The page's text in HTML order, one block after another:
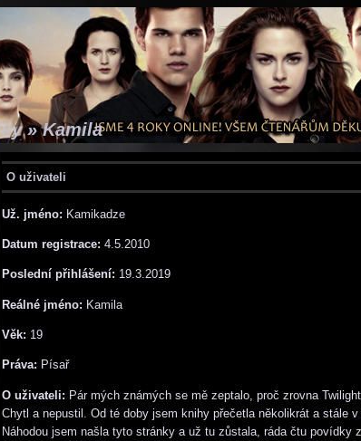
» Kamila
O uživateli
Už. jméno: Kamikadze
Datum registrace: 4.5.2010
Poslední přihlášení: 19.3.2019
Reálné jméno: Kamila
Věk: 19
Práva: Písař
O uživateli: Pár mých známých se mě zeptalo, proč zrovna
Chytl a nepustil. Od té doby jsem knihy přečetla několikrát a stále
Náhodou jsem našla tyto stránky a už tu zůstala, ráda čtu povídky